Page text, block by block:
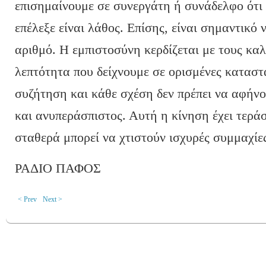
επισημαίνουμε σε συνεργάτη ή συνάδελφο
επέλεξε είναι λάθος. Επίσης, είναι
αριθμό. Η εμπιστοσύνη κερδίζεται με τους
λεπτότητα που δείχνουμε σε ορισμένες
συζήτηση και κάθε σχέση δεν πρέπει να
και ανυπεράσπιστος. Αυτή η κίνηση έχει
σταθερά μπορεί να χτιστούν ισχυρές
ΡΑΔΙΟ ΠΑΦΟΣ
< Prev Next >